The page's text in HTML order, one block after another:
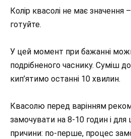
Колір квасолі не має значення
готуйте.
У цей момент при бажанні
подрібненого часнику. Суміш
кип’ятимо останні 10 хвилин.
Квасолю перед варінням
замочувати на 8-10 годин і для
причини: по-перше, процес